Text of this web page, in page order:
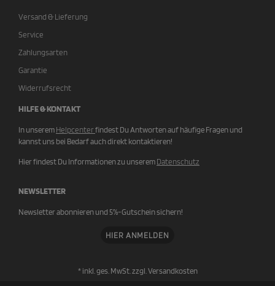
Versand & Lieferung
Service
Zahlungsarten
Garantie
Widerrufsrecht
HILFE & KONTAKT
In unserem Helpcenter findest Du Antworten auf häufige Fragen und
kannst uns bei Bedarf auch direkt kontaktieren!
Hier findest Du Informationen zu unserem Datenschutz
NEWSLETTER
Newsletter abonnieren und 5%-Gutschein sichern!
HIER ANMELDEN
* inkl. ges. MwSt. zzgl.Versandkosten